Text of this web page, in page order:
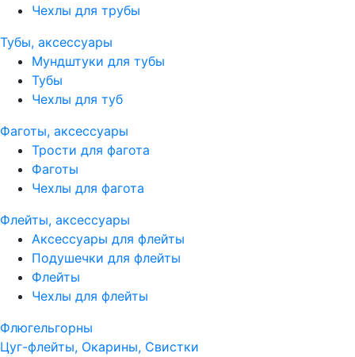
Чехлы для трубы
Тубы, аксессуары
Мундштуки для тубы
Тубы
Чехлы для туб
Фаготы, аксессуары
Трости для фагота
Фаготы
Чехлы для фагота
Флейты, аксессуары
Аксессуары для флейты
Подушечки для флейты
Флейты
Чехлы для флейты
Флюгельгорны
Цуг-флейты, Окарины, Свистки